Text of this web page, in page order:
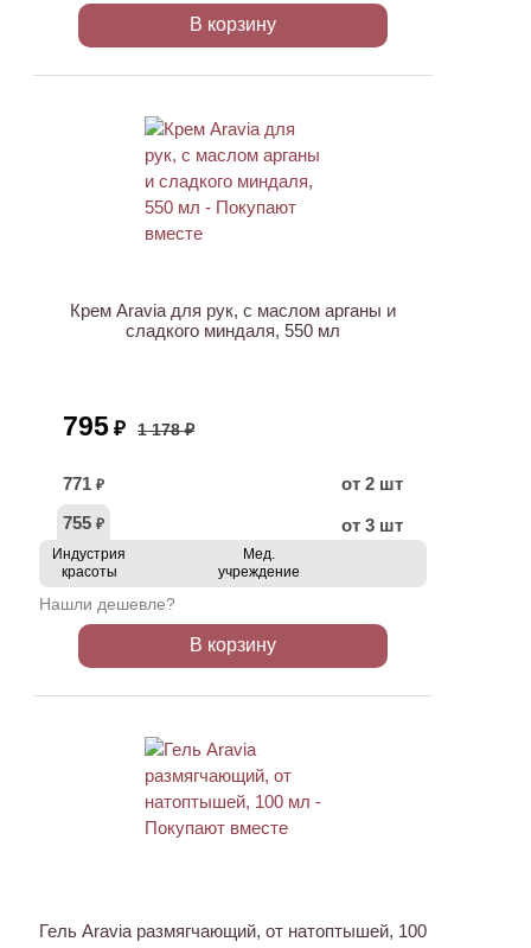
В корзину
Крем Aravia для рук, с маслом арганы и
сладкого миндаля, 550 мл
795 ₽ 1 178 ₽
771 ₽
от 2 шт
755 ₽ от 3 шт
Индустрия
красоты
Мед.
учреждение
Нашли дешевле?
В корзину
Гель Aravia размягчающий, от натоптышей, 100